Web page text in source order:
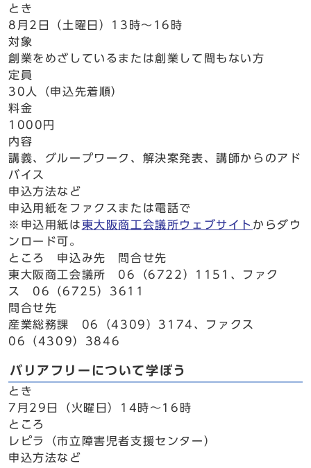
とき
8月2日（土曜日）13時～16時
対象
創業をめざしているまたは創業して間もない方
定員
30人（申込先着順）
料金
1000円
内容
講義、グループワーク、解決案発表、講師からのアド
バイス
申込方法など
申込用紙をファクスまたは電話で
※申込用紙は東大阪商工会議所ウェブサイト からダウ
ンロード可。
ところ 申込み先 問合せ先
東大阪商工会議所 06（6722）1151、ファク
ス 06（6725）3611
問合せ先
産業総務課 06（4309）3174、ファクス
06（4309）3846
バリアフリーについて学ぼう
とき
7月29日（火曜日）14時～16時
ところ
レピラ（市立障害児者支援センター）
申込方法など